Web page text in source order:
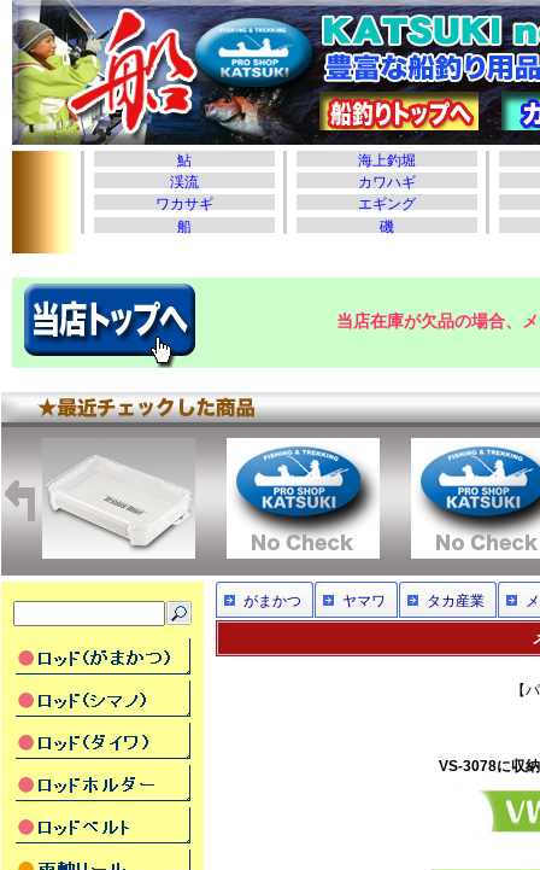
当店在庫が欠品の場合、
がまかつ ヤマワ タカ産業
【
VS-3078に収